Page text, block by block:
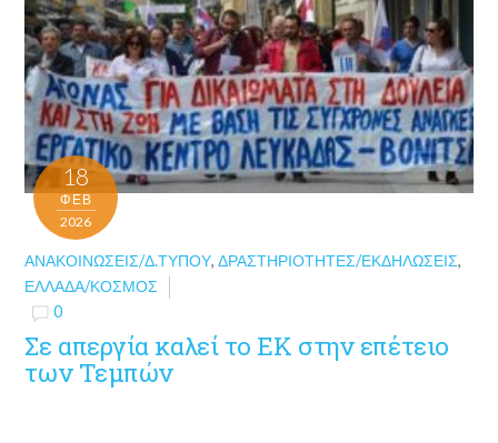
18
ΦΕΒ
2026
ΑΝΑΚΟΙΝΏΣΕΙΣ/Δ.ΤΎΠΟΥ,ΔΡΑΣΤΗΡΙΌΤΗΤΕΣ/ΕΚΔΗΛΏΣΕΙΣ,
ΕΛΛΆΔΑ/ΚΌΣΜΟΣ
0
Σε απεργία καλεί το ΕΚ στην επέτειο
των Τεμπών